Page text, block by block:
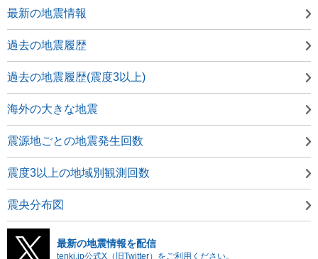
最新の地震情報
過去の地震履歴
過去の地震履歴(震度3以上)
海外の大きな地震
震源地ごとの地震発生回数
震度3以上の地域別観測回数
震央分布図
最新の地震情報を配信
tenki.jp公式X（旧Twitter）をご利用ください。